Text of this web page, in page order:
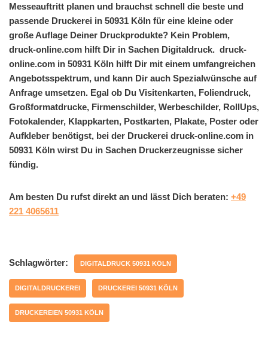
Messeauftritt planen und brauchst schnell die beste und
passende Druckerei in 50931 Köln für eine kleine oder
große Auflage Deiner Druckprodukte? Kein Problem,
druck-online.com hilft Dir in Sachen Digitaldruck. druck-
online.com in 50931 Köln hilft Dir mit einem umfangreichen
Angebotsspektrum, und kann Dir auch Spezialwünsche auf
Anfrage umsetzen. Egal ob Du Visitenkarten, Foliendruck,
Großformatdrucke, Firmenschilder, Werbeschilder, RollUps,
Fotokalender, Klappkarten, Postkarten, Plakate, Poster oder
Aufkleber benötigst, bei der Druckerei druck-online.com in
50931 Köln wirst Du in Sachen Druckerzeugnisse sicher
fündig.
Am besten Du rufst direkt an und lässt Dich beraten: +49
221 4065611
Schlagwörter: DIGITALDRUCK 50931 KÖLN
DIGITALDRUCKEREI DRUCKEREI 50931 KÖLN
DRUCKEREIEN 50931 KÖLN